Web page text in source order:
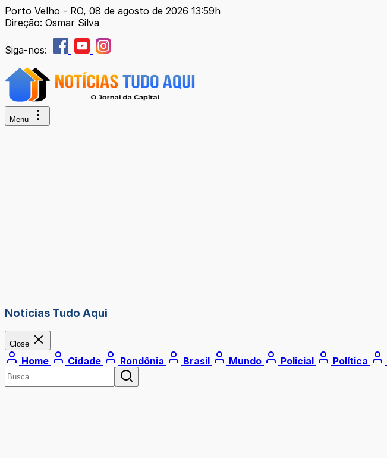
Porto Velho - RO, 08 de agosto de 2026 13:59h
Direção: Osmar Silva
Siga-nos:
Menu
Notícias Tudo Aqui
Close
Home Cidade Rondônia Brasil Mundo Policial Política